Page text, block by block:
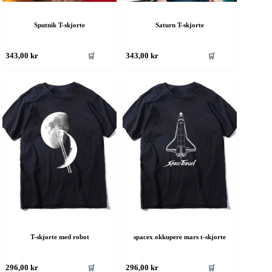
Sputnik T-skjorte
343,00kr 🛒
Saturn T-skjorte
343,00kr 🛒
produktet
varianter.
Alternativene
kan
velges
på
produktsiden
T-skjorte med robot
296,00kr 🛒
spacex okkupere mars t-skjorte
296,00kr 🛒
produktet